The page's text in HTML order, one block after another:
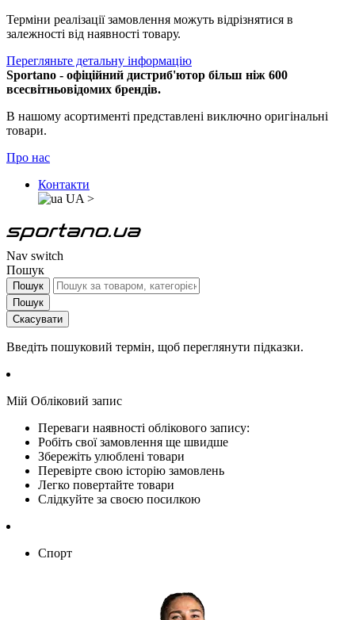
Терміни реалізації замовлення можуть відрізнятися в
залежності від наявності товару.
Перегляньте детальну інформацію
Sportano - офіційний дистриб'ютор більш ніж 600
всесвітньовідомих брендів.
В нашому асортименті представлені виключно оригінальні
товари.
Про нас
Контакти
UA >
Nav switch
Пошук
Пошук
Пошук
Скасувати
Введіть пошуковий термін, щоб переглянути підказки.
Мій Обліковий запис
Переваги наявності облікового запису:
Робіть свої замовлення ще швидше
Збережіть улюблені товари
Перевірте свою історію замовлень
Легко повертайте товари
Слідкуйте за своєю посилкою
Спорт